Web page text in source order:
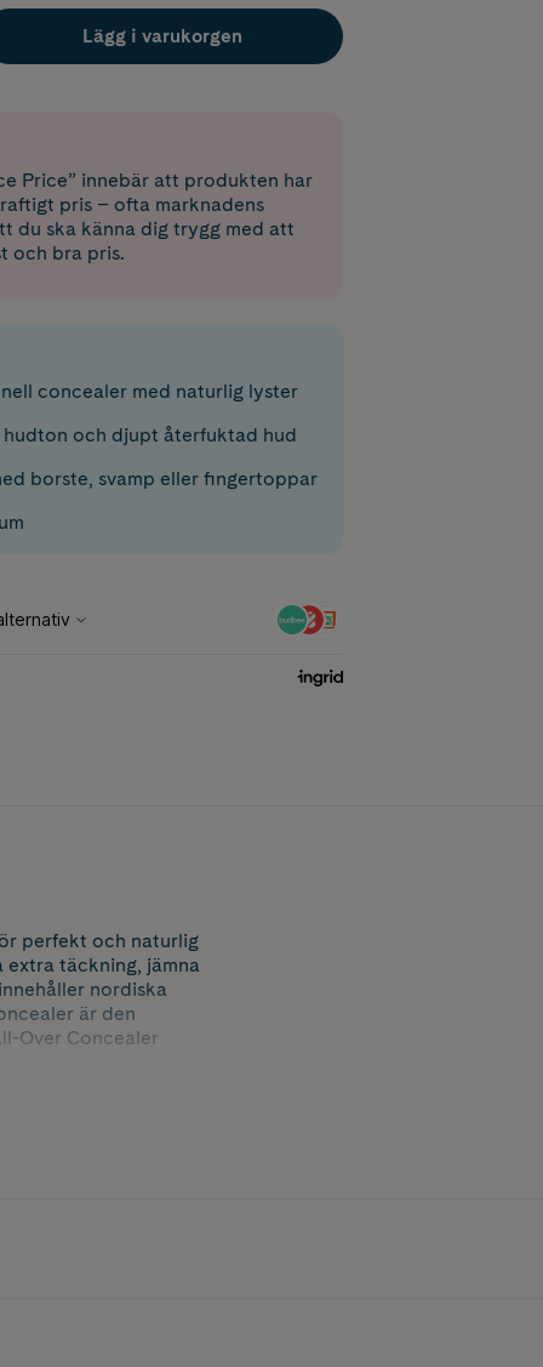
Lägg i varukorgen
Price” innebär att produkten har
pris – ofta marknadens
du ska känna dig trygg med att
och bra pris.
concealer med naturlig lyster
hudton och djupt återfuktad hud
borste, svamp eller fingertoppar
perfekt och naturlig
extra täckning, jämna
nordiska
är den
Over Concealer